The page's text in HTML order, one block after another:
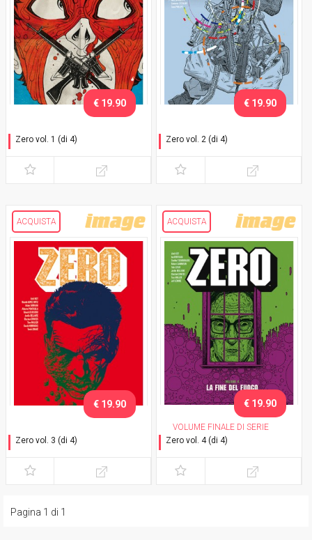
Zero vol. 1 (di 4)
€ 19.90
Zero vol. 2 (di 4)
€ 19.90
ACQUISTA
Zero vol. 3 (di 4)
€ 19.90
ACQUISTA
VOLUME FINALE DI SERIE
Zero vol. 4 (di 4)
€ 19.90
Pagina 1 di 1